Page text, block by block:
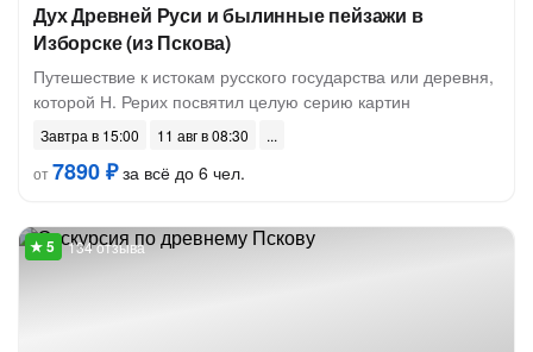
Дух Древней Руси и былинные пейзажи в
Изборске (из Пскова)
Путешествие к истокам русского государства или деревня,
которой Н. Рерих посвятил целую серию картин
Завтра в 15:00
11 авг в 08:30
от7890 ₽за всё до 6 чел.
134 отзыва